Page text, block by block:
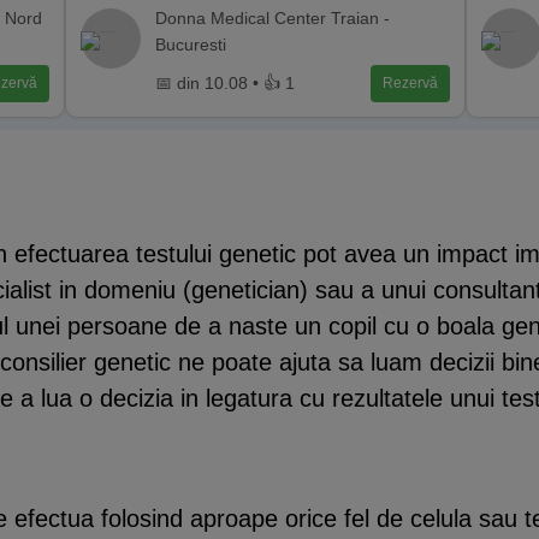
Nord
Donna Medical Center Traian -
Bucuresti
📅 din 10.08 • 👍 1 Rezervă
efectuarea testului genetic pot avea un impact
in domeniu (genetician) sau a unui
unei persoane de a naste un copil cu o boala
genetic ne poate ajuta sa luam decizii
a lua o decizia in legatura cu rezultatele unui
efectua folosind aproape orice fel de celula sau